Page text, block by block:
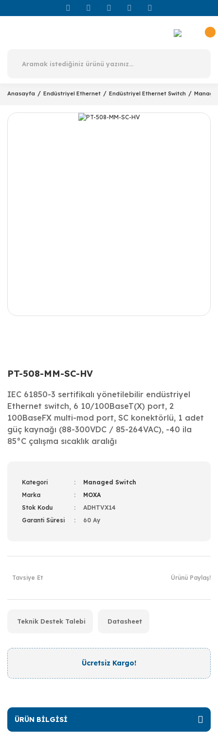
Anasayfa Endüstriyel Ethernet Endüstriyel Ethernet Switch
PT-508-MM-SC-HV
IEC 61850-3 sertifikalı yönetilebilir endüstriyel
Ethernet switch, 6 10/100BaseT(X) port, 2
100BaseFX multi-mod port, SC konektörlü, 1 adet
güç kaynağı (88-300VDC / 85-264VAC), -40 ila
85°C çalışma sıcaklık aralığı
Kategori
Managed Switch
Marka
MOXA
Stok Kodu
ADHTVX14
Garanti Süresi
60 Ay
Tavsiye Et Ürünü Paylaş!
Teknik Destek Talebi Datasheet
Ücretsiz Kargo!
ÜRÜN BİLGİSİ